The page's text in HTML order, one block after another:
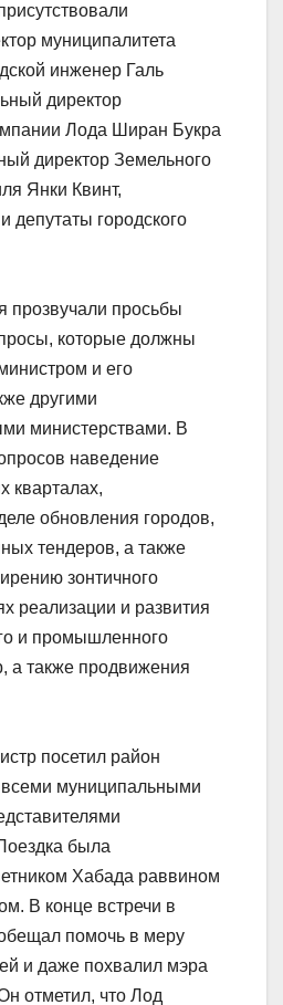
муниципалитета
инженер Галь
директор
Лода Ширан Букра
директор Земельного
Янки Квинт,
депутаты городского
прозвучали просьбы
которые должны
и его
другими
министерствами. В
наведение
кварталах,
обновления городов,
тендеров, а также
зонтичного
реализации и развития
и промышленного
а также продвижения
посетил район
муниципальными
была
Хабада раввином
В конце встречи в
помочь в меру
и даже похвалил мэра
отметил, что Лод